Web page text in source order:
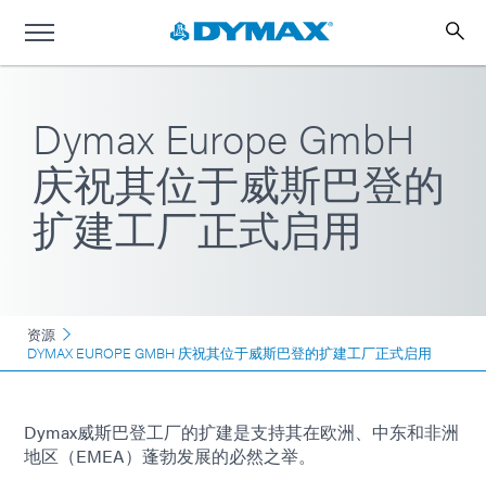
Dymax Europe GmbH
庆祝其位于威斯巴登的
扩建工厂正式启用
资源
DYMAX EUROPE GMBH 庆祝其位于威斯巴登的扩建工厂正式启用
Dymax威斯巴登工厂的扩建是支持其在欧洲、中东和非洲
地区（EMEA）蓬勃发展的必然之举。